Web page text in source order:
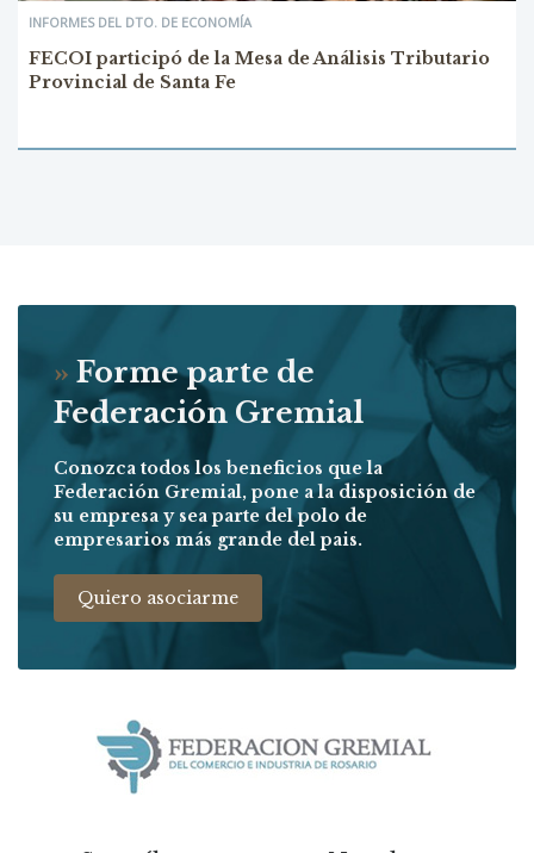
INFORMES DEL DTO. DE ECONOMÍA
FECOI participó de la Mesa de Análisis Tributario
Provincial de Santa Fe
» Forme parte de
Federación Gremial
Conozca todos los beneficios que la
Federación Gremial, pone a la disposición de
su empresa y sea parte del polo de
empresarios más grande del pais.
Quiero asociarme